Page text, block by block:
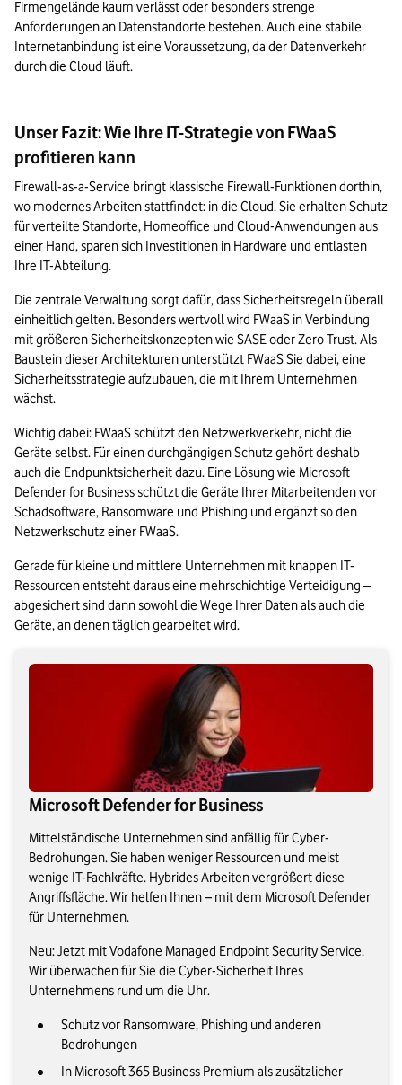
Firmengelände kaum verlässt oder besonders strenge
Anforderungen an Datenstandorte bestehen. Auch eine stabile
Internetanbindung ist eine Voraussetzung, da der Datenverkehr
durch die Cloud läuft.
Unser Fazit: Wie Ihre IT-Strategie von FWaaS
profitieren kann
Firewall-as-a-Service bringt klassische Firewall-Funktionen dorthin,
wo modernes Arbeiten stattfindet: in die Cloud. Sie erhalten Schutz
für verteilte Standorte, Homeoffice und Cloud-Anwendungen aus
einer Hand, sparen sich Investitionen in Hardware und entlasten
Ihre IT-Abteilung.
Die zentrale Verwaltung sorgt dafür, dass Sicherheitsregeln überall
einheitlich gelten. Besonders wertvoll wird FWaaS in Verbindung
mit größeren Sicherheitskonzepten wie SASE oder Zero Trust. Als
Baustein dieser Architekturen unterstützt FWaaS Sie dabei, eine
Sicherheitsstrategie aufzubauen, die mit Ihrem Unternehmen
wächst.
Wichtig dabei: FWaaS schützt den Netzwerkverkehr, nicht die
Geräte selbst. Für einen durchgängigen Schutz gehört deshalb
auch die Endpunktsicherheit dazu. Eine Lösung wie Microsoft
Defender for Business schützt die Geräte Ihrer Mitarbeitenden vor
Schadsoftware, Ransomware und Phishing und ergänzt so den
Netzwerkschutz einer FWaaS.
Gerade für kleine und mittlere Unternehmen mit knappen IT-
Ressourcen entsteht daraus eine mehrschichtige Verteidigung –
abgesichert sind dann sowohl die Wege Ihrer Daten als auch die
Geräte, an denen täglich gearbeitet wird.
Microsoft Defender for Business
Mittelständische Unternehmen sind anfällig für Cyber-
Bedrohungen. Sie haben weniger Ressourcen und meist
wenige IT-Fachkräfte. Hybrides Arbeiten vergrößert diese
Angriffsfläche. Wir helfen Ihnen – mit dem Microsoft Defender
für Unternehmen.
Neu: Jetzt mit Vodafone Managed Endpoint Security Service.
Wir überwachen für Sie die Cyber-Sicherheit Ihres
Unternehmens rund um die Uhr.
Schutz vor Ransomware, Phishing und anderen
Bedrohungen
In Microsoft 365 Business Premium als zusätzlicher